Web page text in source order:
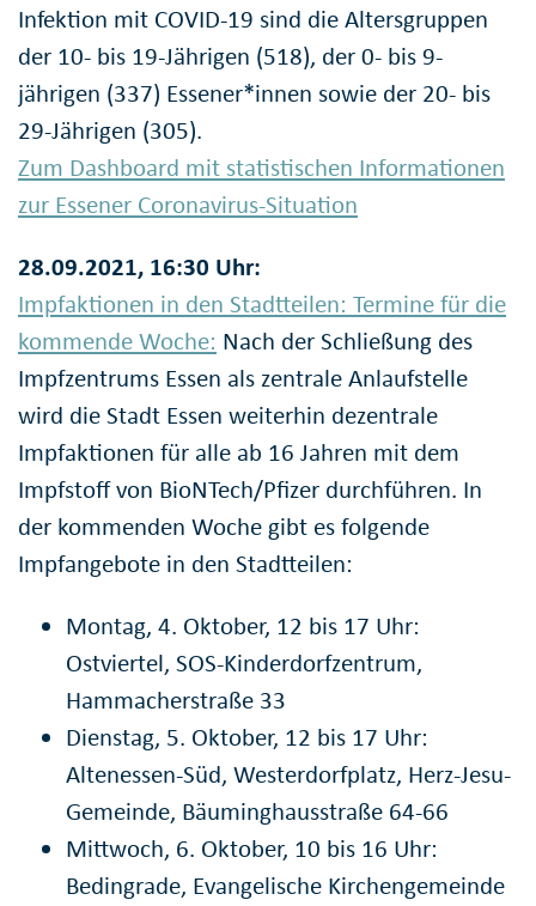
Infektion mit COVID-19 sind die Altersgruppen
der 10- bis 19-Jährigen (518), der 0- bis 9-
jährigen (337) Essener*innen sowie der 20- bis
29-Jährigen (305).
Zum Dashboard mit statistischen Informationen
zur Essener Coronavirus-Situation
28.09.2021, 16:30 Uhr:
Impfaktionen in den Stadtteilen: Termine für die
kommende Woche: Nach der Schließung des
Impfzentrums Essen als zentrale Anlaufstelle
wird die Stadt Essen weiterhin dezentrale
Impfaktionen für alle ab 16 Jahren mit dem
Impfstoff von BioNTech/Pfizer durchführen. In
der kommenden Woche gibt es folgende
Impfangebote in den Stadtteilen:
Montag, 4. Oktober, 12 bis 17 Uhr:
Ostviertel, SOS-Kinderdorfzentrum,
Hammacherstraße 33
Dienstag, 5. Oktober, 12 bis 17 Uhr:
Altenessen-Süd, Westerdorfplatz, Herz-Jesu-
Gemeinde, Bäuminghausstraße 64-66
Mittwoch, 6. Oktober, 10 bis 16 Uhr:
Bedingrade, Evangelische Kirchengemeinde